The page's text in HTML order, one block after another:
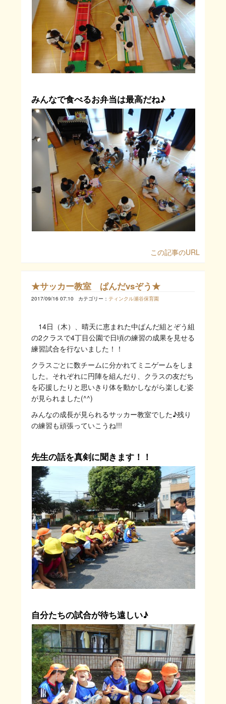
みんなで食べるお弁当は最高だね♪
この記事のURL
★サッカー教室 ぱんだvsぞう★
2017/09/16 07:10 カテゴリー： ティンクル瀬谷保育園
14日（木）、晴天に恵まれた中ぱんだ組とぞう組
の2クラスで4丁目公園で日頃の練習の成果を見せる
練習試合を行ないました！！
クラスごとに数チームに分かれてミニゲームをしま
した。それぞれに円陣を組んだり、クラスの友だち
を応援したりと思いきり体を動かしながら楽しむ姿
が見られました(^^)
みんなの成長が見られるサッカー教室でした♪残り
の練習も頑張っていこうね!!!
先生の話を真剣に聞きます！！
自分たちの試合が待ち遠しい♪